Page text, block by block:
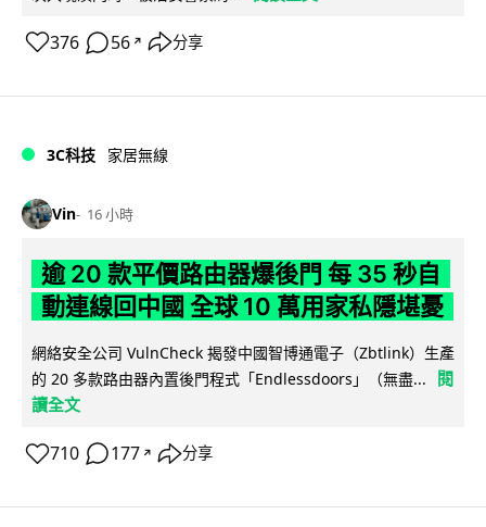
376 56 ↗ 分享
3C科技 家居無線
Vin 16 小時
逾 20 款平價路由器爆後門 每 35 秒自
動連線回中國 全球 10 萬用家私隱堪憂
網絡安全公司 VulnCheck 揭發中國智博通電子（Zbtlink）生產
的 20 多款路由器內置後門程式「Endlessdoors」（無盡...
閱
讀全文
710 177 ↗ 分享